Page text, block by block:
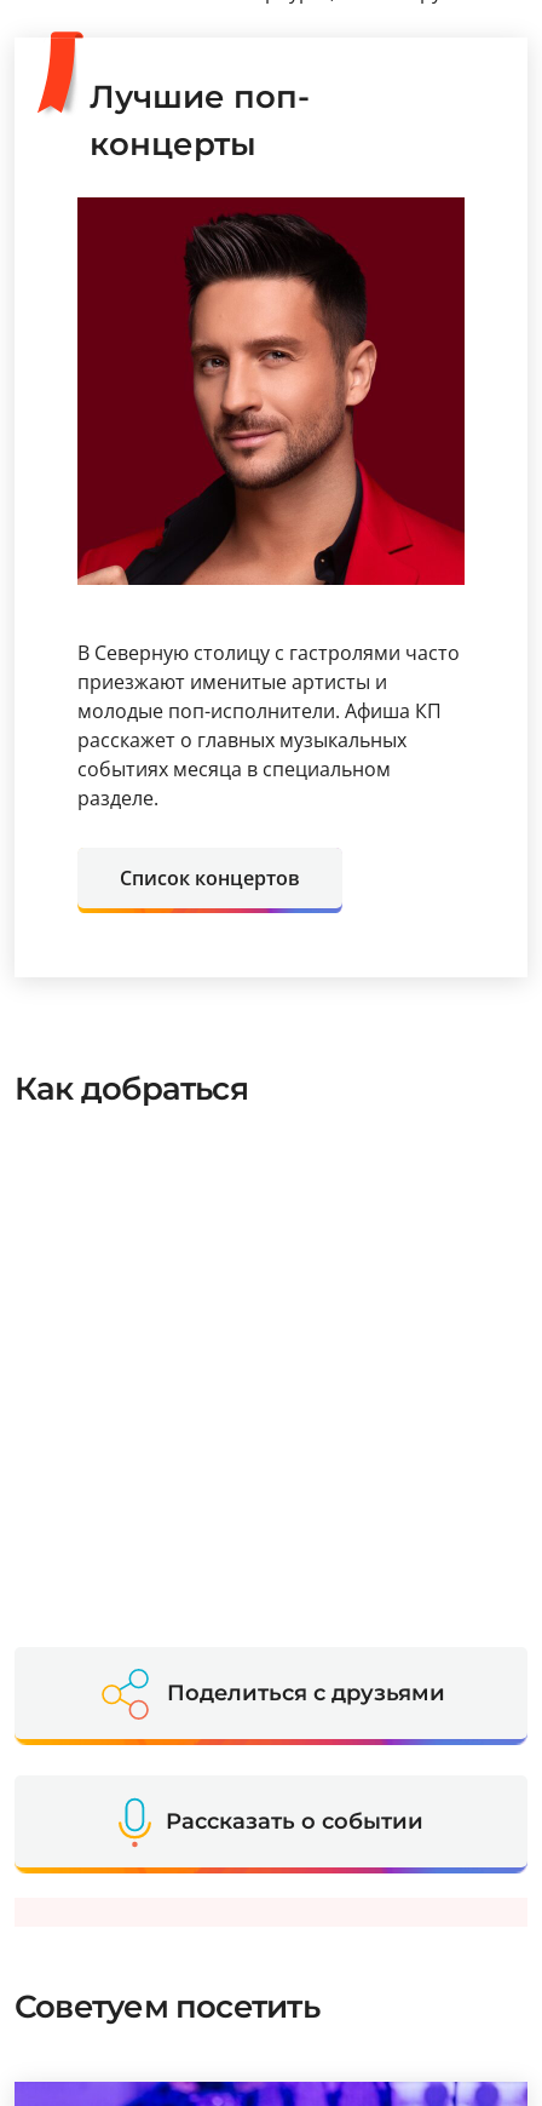
Лучшие поп-
концерты
В Северную столицу с гастролями часто
приезжают именитые артисты и
молодые поп-исполнители. Афиша КП
расскажет о главных музыкальных
событиях месяца в специальном
разделе.
Список концертов
Как добраться
Поделиться с друзьями
Рассказать о событии
Советуем посетить